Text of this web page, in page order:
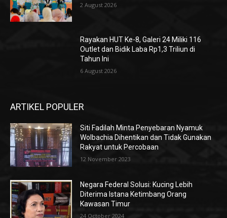
2 August 2026
Rayakan HUT Ke-8, Galeri 24 Miliki 116
Outlet dan Bidik Laba Rp1,3 Triliun di
Tahun Ini
6 August 2026
ARTIKEL POPULER
Siti Fadilah Minta Penyebaran Nyamuk
Wolbachia Dihentikan dan Tidak Gunakan
Rakyat untuk Percobaan
12 November 2023
Negara Federal Solusi: Kucing Lebih
Diterima Istana Ketimbang Orang
Kawasan Timur
24 October 2024